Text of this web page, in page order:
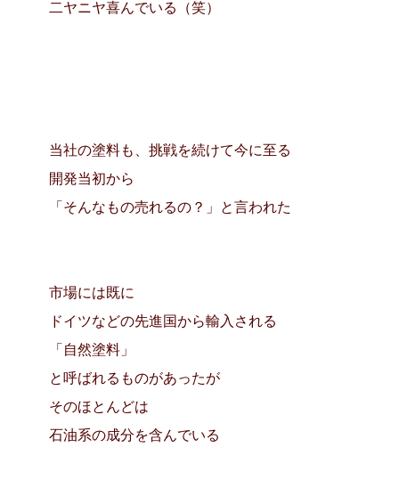
二ヤニヤ喜んでいる（笑）
当社の塗料も、挑戦を続けて今に至る
開発当初から
「そんなもの売れるの？」と言われた
市場には既に
ドイツなどの先進国から輸入される
「自然塗料」
と呼ばれるものがあったが
そのほとんどは
石油系の成分を含んでいる